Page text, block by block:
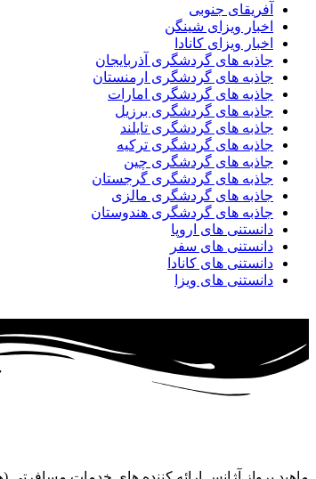
آفریقای جنوبی
اخبار ویزای شینگن
اخبار ویزای کانادا
جاذبه های گردشگری آذربایجان
جاذبه های گردشگری ارمنستان
جاذبه های گردشگری امارات
جاذبه های گردشگری برزیل
جاذبه های گردشگری تایلند
جاذبه های گردشگری ترکیه
جاذبه های گردشگری چین
جاذبه های گردشگری گرجستان
جاذبه های گردشگری مالزی
جاذبه های گردشگری هندوستان
دانستنی های اروپا
دانستنی های سفر
دانستنی های کانادا
دانستنی های ویزا